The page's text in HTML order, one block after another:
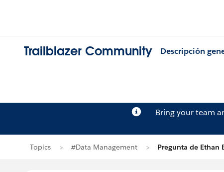
Trailblazer Community Descripción
Bring your team
Topics #Data Management Pregunta de Ethan